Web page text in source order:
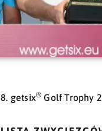
8. getsix® Golf Trophy